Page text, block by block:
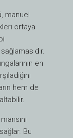
manuel
ortaya
en
hem de
Bu